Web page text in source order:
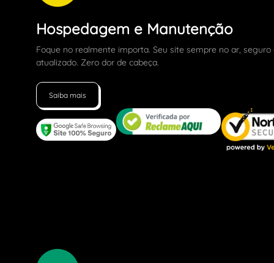
Hospedagem e Manutenção
Foque no realmente importa. Seu site sempre no ar, seguro
atualizado. Zero dor de cabeça.
Saiba mais